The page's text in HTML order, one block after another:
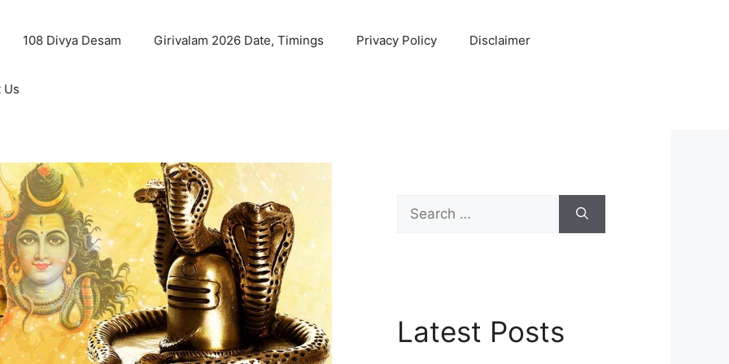
108 Divya Desam Girivalam 2026 Date, Timings Privacy Policy Disclaimer
Us
Search
for:
Latest Posts